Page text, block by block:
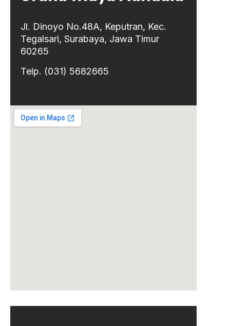
Jl. Dinoyo No.48A, Keputran, Kec.
Tegalsari, Surabaya, Jawa Timur
60265
Telp. (031) 5682665